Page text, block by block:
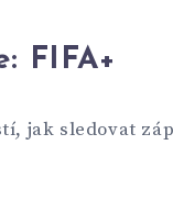
FIFA+
jak sledovat